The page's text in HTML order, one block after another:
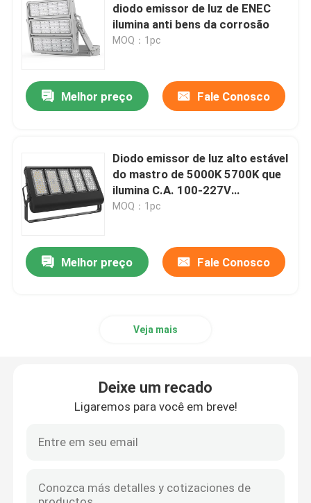
diodo emissor de luz de ENEC
ilumina anti bens da corrosão
MOQ：1pc
Melhor preço Fale Conosco
Diodo emissor de luz alto estável
do mastro de 5000K 5700K que
ilumina C.A. 100-227V
impermeável
MOQ：1pc
Melhor preço Fale Conosco
Veja mais
Deixe um recado
Ligaremos para você em breve!